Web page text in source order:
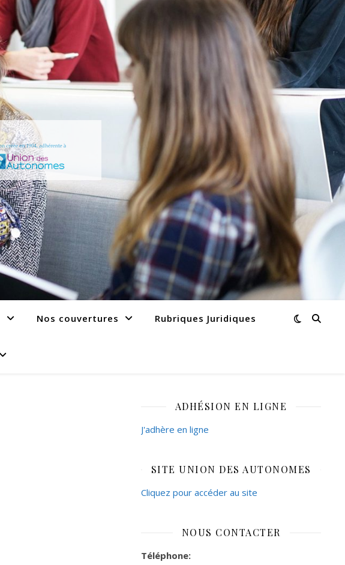
Nos couvertures Rubriques Juridiques
ADHÉSION EN LIGNE
J'adhère en ligne
SITE UNION DES AUTONOMES
Cliquez pour accéder au site
NOUS CONTACTER
Téléphone: